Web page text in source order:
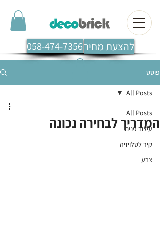
להצעת מחיר058-474-7356
פוסט
All Posts
עיצוב פנים
קיר לטלויזיה
צבע
All Posts
המדריך לבחירה נכונה